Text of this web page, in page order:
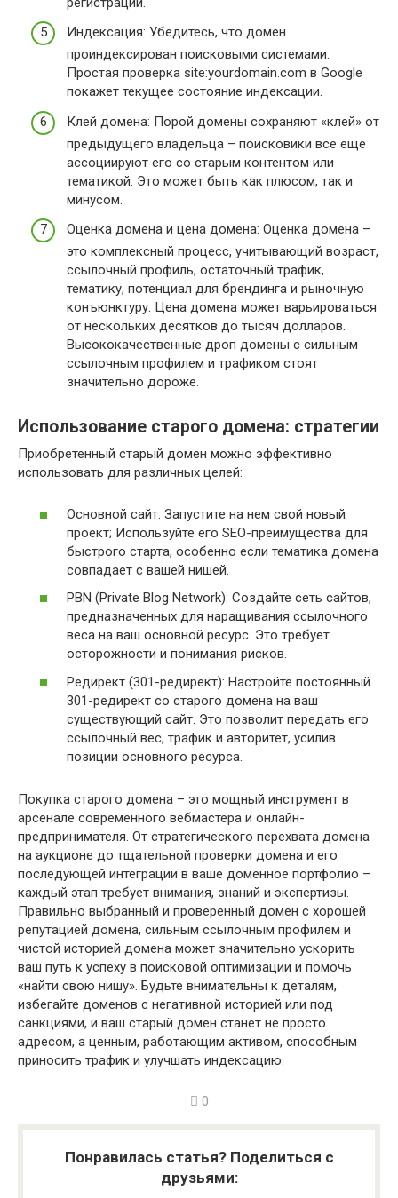
Индексация: Убедитесь, что домен
проиндексирован поисковыми системами.
Простая проверка site:yourdomain.com в Google
покажет текущее состояние индексации.
Клей домена: Порой домены сохраняют «клей» от
предыдущего владельца – поисковики все еще
ассоциируют его со старым контентом или
тематикой. Это может быть как плюсом, так и
минусом.
Оценка домена и цена домена: Оценка домена –
это комплексный процесс, учитывающий возраст,
ссылочный профиль, остаточный трафик,
тематику, потенциал для брендинга и рыночную
конъюнктуру. Цена домена может варьироваться
от нескольких десятков до тысяч долларов.
Высококачественные дроп домены с сильным
ссылочным профилем и трафиком стоят
значительно дороже.
Использование старого домена: стратегии
Приобретенный старый домен можно эффективно
использовать для различных целей:
Основной сайт: Запустите на нем свой новый
проект; Используйте его SEO-преимущества для
быстрого старта, особенно если тематика домена
совпадает с вашей нишей.
PBN (Private Blog Network): Создайте сеть сайтов,
предназначенных для наращивания ссылочного
веса на ваш основной ресурс. Это требует
осторожности и понимания рисков.
Редирект (301-редирект): Настройте постоянный
301-редирект со старого домена на ваш
существующий сайт. Это позволит передать его
ссылочный вес, трафик и авторитет, усилив
позиции основного ресурса.
Покупка старого домена – это мощный инструмент в
арсенале современного вебмастера и онлайн-
предпринимателя. От стратегического перехвата домена
на аукционе до тщательной проверки домена и его
последующей интеграции в ваше доменное портфолио –
каждый этап требует внимания, знаний и экспертизы.
Правильно выбранный и проверенный домен с хорошей
репутацией домена, сильным ссылочным профилем и
чистой историей домена может значительно ускорить
ваш путь к успеху в поисковой оптимизации и помочь
«найти свою нишу». Будьте внимательны к деталям,
избегайте доменов с негативной историей или под
санкциями, и ваш старый домен станет не просто
адресом, а ценным, работающим активом, способным
приносить трафик и улучшать индексацию.
0
Понравилась статья? Поделиться с
друзьями: